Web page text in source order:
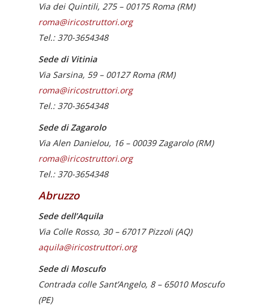
Via dei Quintili, 275 – 00175 Roma (RM)
roma@iricostruttori.org
Tel.: 370-3654348
Sede di Vitinia
Via Sarsina, 59 – 00127 Roma (RM)
roma@iricostruttori.org
Tel.: 370-3654348
Sede di Zagarolo
Via Alen Danielou, 16 – 00039Zagarolo (RM)
roma@iricostruttori.org
Tel.: 370-3654348
Abruzzo
Sede dell’Aquila
Via Colle Rosso, 30 – 67017Pizzoli (AQ)
aquila@iricostruttori.org
Sede di Moscufo
Contrada colle Sant’Angelo, 8 – 65010 Moscufo
(PE)